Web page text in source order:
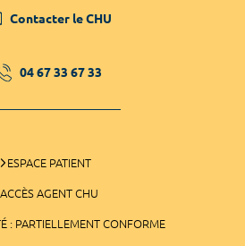
Contacter le CHU
04 67 33 67 33
ESPACE PATIENT
ACCÈS AGENT CHU
: PARTIELLEMENT CONFORME